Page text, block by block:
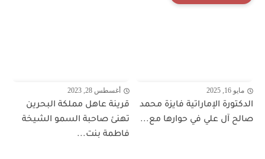
مايو 16, 2025
الدكتورة الإماراتية فايزة محمد
صالح آل علي في حوارها مع...
أغسطس 28, 2023
قرينة عاهل مملكة البحرين
تهنئ صاحبة السمو الشيخة
فاطمة بنت...